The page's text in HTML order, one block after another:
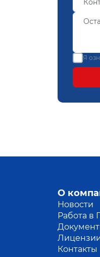
Я
О
Новости
Работа в
Контакты